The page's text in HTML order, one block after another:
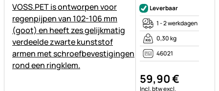
Leverbaar
1 - 2 werkdagen
0,30 kg
46021
59,90€
Belastinginformatie:
Incl. btwexcl.